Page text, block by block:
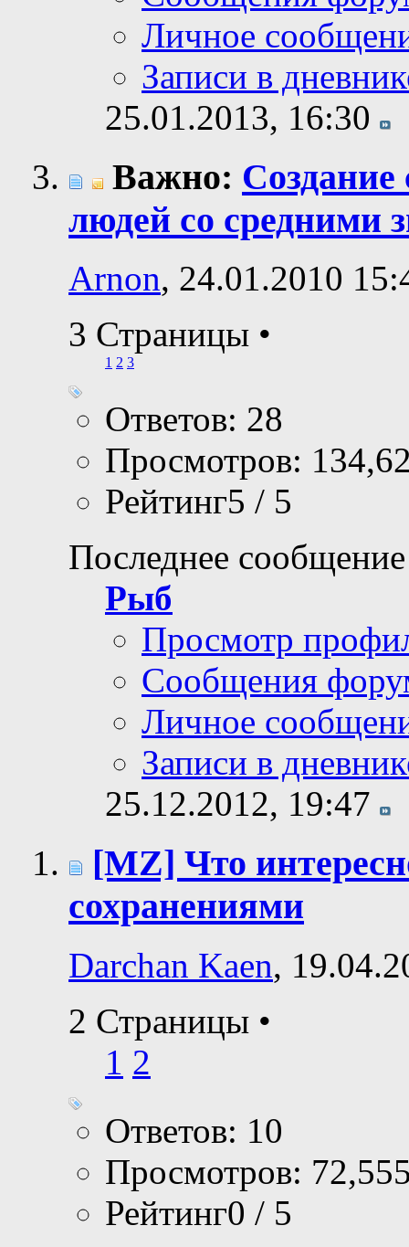
Личное
Записи в
25.01.2013, 16:30
Важно: Создание
людей со средними
Arnon, 24.01.2010
3 Страницы •
1 2 3
Ответов: 28
Просмотров:
Рейтинг5 / 5
Последнее
Рыб
Просмотр
Сообщения
Личное
Записи в
25.12.2012, 19:47
[MZ] Что
сохранениями
Darchan Kaen,
2 Страницы •
1 2
Ответов: 10
Просмотров:
Рейтинг0 / 5